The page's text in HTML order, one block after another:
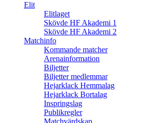
Elit
Elitlaget
Skövde HF Akademi 1
Skövde HF Akademi 2
Matchinfo
Kommande matcher
Arenainformation
Biljetter
Biljetter medlemmar
Hejarklack Hemmalag
Hejarklack Bortalag
Inspringslag
Publikregler
Matchvärdskap